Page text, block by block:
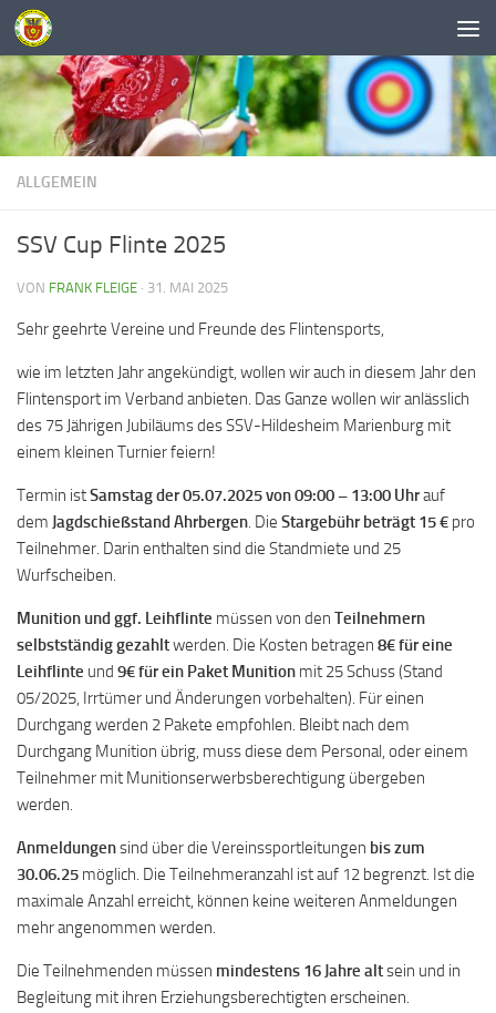
Unter dem Inhalt
ALLGEMEIN
SSV Cup Flinte 2025
VON FRANK FLEIGE · 31. MAI 2025
Sehr geehrte Vereine und Freunde des Flintensports,
wie im letzten Jahr angekündigt, wollen wir auch in diesem Jahr den
Flintensport im Verband anbieten. Das Ganze wollen wir anlässlich
des 75 Jährigen Jubiläums des SSV-Hildesheim Marienburg mit
einem kleinen Turnier feiern!
Termin istSamstag der 05.07.2025 von 09:00 – 13:00 Uhrauf
dem Jagdschießstand Ahrbergen. Die Stargebühr beträgt 15 € pro
Teilnehmer. Darin enthalten sind die Standmiete und 25
Wurfscheiben.
Munition und ggf. Leihflinte müssen von den Teilnehmern
selbstständig gezahltwerden. Die Kosten betragen 8€ für eine
Leihflinte und 9€ für ein Paket Munition mit 25 Schuss (Stand
05/2025, Irrtümer und Änderungen vorbehalten). Für einen
Durchgang werden 2 Pakete empfohlen. Bleibt nach dem
Durchgang Munition übrig, muss diese dem Personal, oder einem
Teilnehmer mit Munitionserwerbsberechtigung übergeben
werden.
Anmeldungensind über die Vereinssportleitungen bis zum
30.06.25 möglich. Die Teilnehmeranzahl ist auf 12 begrenzt. Ist die
maximale Anzahl erreicht, können keine weiteren Anmeldungen
mehr angenommen werden.
Die Teilnehmenden müssen mindestens 16 Jahre altsein und in
Begleitung mit ihren Erziehungsberechtigten erscheinen.